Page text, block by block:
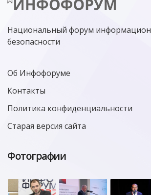
МИНЦИФРЫ РОССИИ NGFW
Национальный форум
безопасности
Об Инфофоруме
Контакты
Политика конфиденциальности
Старая версия сайта
Фотографии